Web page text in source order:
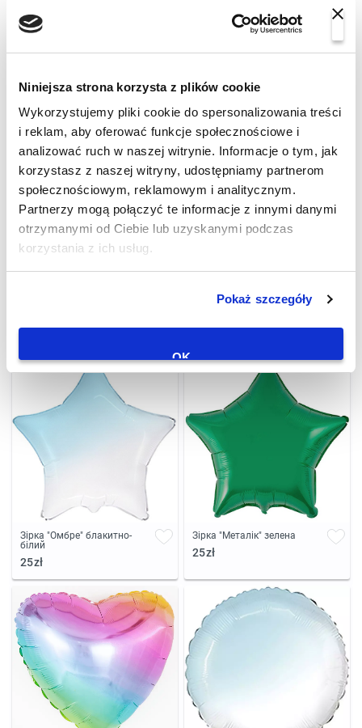
Niniejsza strona korzysta z plików cookie
Wykorzystujemy pliki cookie do spersonalizowania treści
i reklam, aby oferować funkcje społecznościowe i
analizować ruch w naszej witrynie. Informacje o tym, jak
korzystasz z naszej witryny, udostępniamy partnerom
społecznościowym, reklamowym i analitycznym.
Partnerzy mogą połączyć te informacje z innymi danymi
otrzymanymi od Ciebie lub uzyskanymi podczas
korzystania z ich usług.
Pokaż szczegóły
OK
Коло "Омбре" рожево-білий
Зірка "Металік" омбре
25zł
Зірка "Омбре" блакитно-
білий
25zł
Зірка "Металік" зелена
25zł